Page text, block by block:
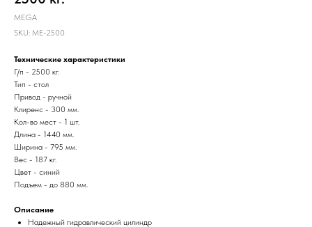
MEGA
SKU: ME-2500
Технические характеристики
Г/п - 2500 кг.
Тип - стол
Привод - ручной
Клиренс - 300 мм.
Кол-во мест - 1 шт.
Длина - 1440 мм.
Ширина - 795 мм.
Вес - 187 кг.
Цвет - синий
Подъем - до 880 мм.
Описание
Надежный гидравлический цилиндр